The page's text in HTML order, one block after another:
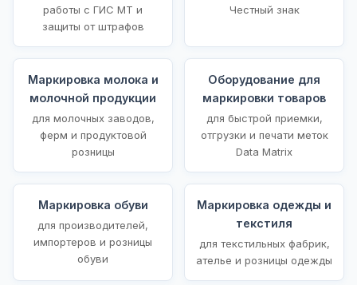
работы с ГИС МТ и
защиты от штрафов
Честный знак
Маркировка молока и
молочной продукции
для молочных заводов,
ферм и продуктовой
розницы
Оборудование для
маркировки товаров
для быстрой приемки,
отгрузки и печати меток
Data Matrix
Маркировка обуви
для производителей,
импортеров и розницы
обуви
Маркировка одежды и
текстиля
для текстильных фабрик,
ателье и розницы одежды